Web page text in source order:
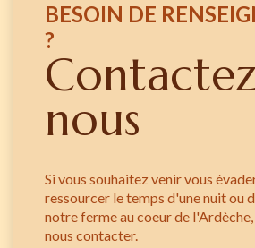
BESOIN DE
?
nous
Si vous souhaitez venir vous
ressourcer le temps d'une nuit ou
notre ferme au coeur de
nous contacter.